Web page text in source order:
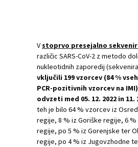
Vstoprvo presejalno
različic SARS-CoV-2 z metodo
nukleotidnih zaporedij
vključili 199 vzorcev (84 % vseh
PCR-pozitivnih vzorcev na
odvzeti med 05. 12. 2022 in 11.
teh je bilo 64 % vzorcev iz
regije, 8 % iz Goriške regije, 6
regije, po 5 % iz Gorenjske ter
regije, po 4 % iz Jugovzhodne